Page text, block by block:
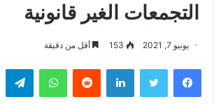
التجمعات الغير قانونية
يونيو 7, 2021 153 أقل من دقيقة
فيسبوك تويتر لينكدإن واتساب